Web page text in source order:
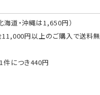
道・沖縄は1,650円）
円以上のご購入で送料無
につき440円